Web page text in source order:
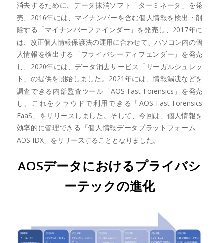
消去するために、データ抹消ソフト「ターミネータ」を発
売、2016年には、マイナンバーを含む個人情報を検出・削
除する「マイナンバーファインダー」を発売し、2017年に
は、改正個人情報保護法の運用に合わせて、パソコン内の個
人情報を検出する「プライバシーディフェンダー」を発売
し、2020年には、データ消去サービス「リーガルシュレッ
ド」の提供を開始しました。2021年には、情報漏洩などを
調査できる内部監査ツール「AOS Fast Forensics」を発売
し、これをクラウドで利用できる「AOS Fast Forensics
FaaS」をリリースしました。そして、今回は、個人情報を
効率的に管理できる「個人情報データプラットフォーム
AOS IDX」をリリースすることとなりました。
AOSデータにおけるプライバシ
ーテックの進化